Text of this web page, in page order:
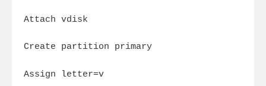
Attach vdisk
Create partition primary
Assign letter=v